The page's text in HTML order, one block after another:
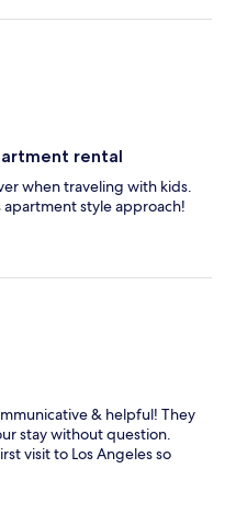
rental
when traveling with kids.
style approach!
& helpful! They
stay without question.
visit to Los Angeles so